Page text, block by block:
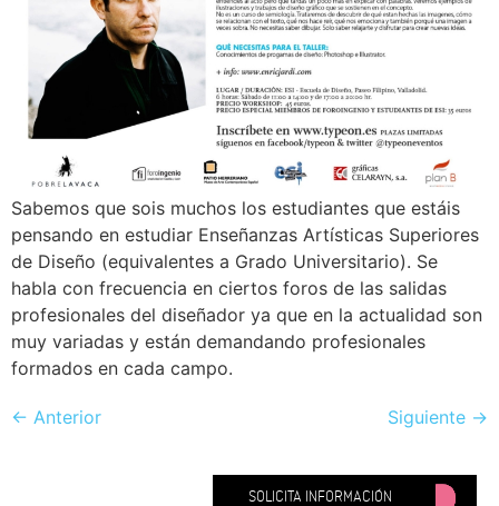
Sabemos que sois muchos los estudiantes que estáis
pensando en estudiar Enseñanzas Artísticas Superiores
de Diseño (equivalentes a Grado Universitario). Se
habla con frecuencia en ciertos foros de las salidas
profesionales del diseñador ya que en la actualidad son
muy variadas y están demandando profesionales
formados en cada campo.
← Anterior Siguiente →
SOLICITA INFORMACIÓN